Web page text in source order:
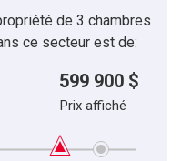
de 3 chambres
ce secteur est de:
599 900 $
Prix affiché